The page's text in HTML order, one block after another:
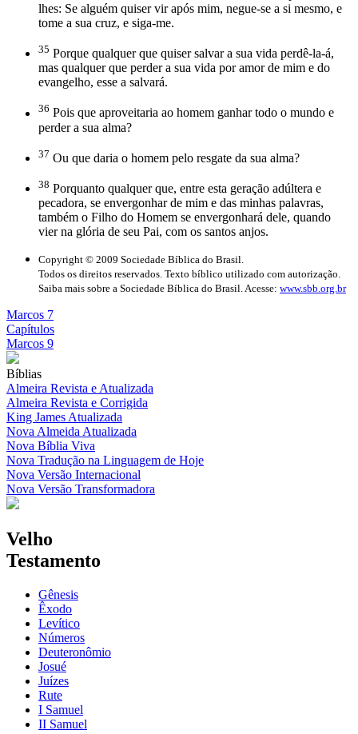
lhes: Se alguém quiser vir após mim, negue-se a si mesmo, e
tome a sua cruz, e siga-me.
35 Porque qualquer que quiser salvar a sua vida perdê-la-á,
mas qualquer que perder a sua vida por amor de mim e do
evangelho, esse a salvará.
36 Pois que aproveitaria ao homem ganhar todo o mundo e
perder a sua alma?
37 Ou que daria o homem pelo resgate da sua alma?
38 Porquanto qualquer que, entre esta geração adúltera e
pecadora, se envergonhar de mim e das minhas palavras,
também o Filho do Homem se envergonhará dele, quando
vier na glória de seu Pai, com os santos anjos.
Copyright © 2009 Sociedade Bíblica do Brasil.
Todos os direitos reservados. Texto bíblico utilizado com autorização.
Saiba mais sobre a Sociedade Bíblica do Brasil. Acesse: www.sbb.org.br
Marcos 7
Capítulos
Marcos 9
Bíblias
Almeira Revista e Atualizada
Almeira Revista e Corrigida
King James Atualizada
Nova Almeida Atualizada
Nova Bíblia Viva
Nova Tradução na Linguagem de Hoje
Nova Versão Internacional
Nova Versão Transformadora
Velho
Testamento
Gênesis
Êxodo
Levítico
Números
Deuteronômio
Josué
Juízes
Rute
I Samuel
II Samuel